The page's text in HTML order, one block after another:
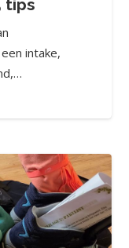
tips
intake,